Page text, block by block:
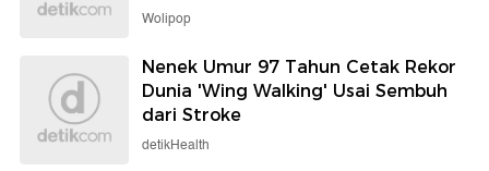
Wolipop
Nenek Umur 97 Tahun Cetak Rekor
Dunia 'Wing Walking' Usai Sembuh
dari Stroke
detikHealth